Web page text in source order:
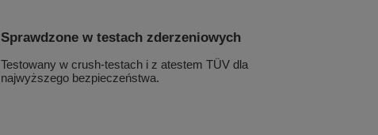
Sprawdzone w testach zderzeniowych
Testowany w crush-testach i z atestem TÜV dla
najwyższego bezpieczeństwa.